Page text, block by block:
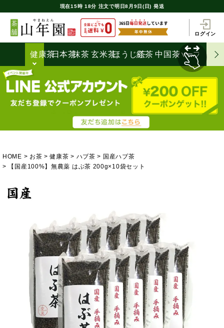
現在15時 18分 注文で明日8月9日(日) 発送
ログイン
健康茶日本茶抹茶 玄米茶ほうじ茶
紅茶 中国茶ハーブティ
HOME お茶 健康茶 ハブ茶
国産ハブ茶
【国産100%】無農薬 はぶ茶 200g×10袋セット